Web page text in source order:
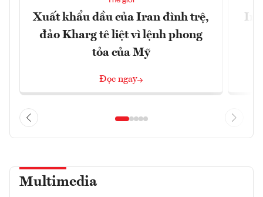
Xuất khẩu dầu của Iran đình trệ,
đảo Kharg tê liệt vì lệnh phong
tỏa của Mỹ
Đọc ngay
Multimedia